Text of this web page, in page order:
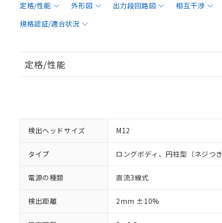
定格/性能 外形図 出力段回路図 相互干渉
規格認証/適合状況
定格/性能
検出ヘッドサイズ M12
タイプ ロングボディ、円柱型（ネジつ
電源の種類 直流3線式
検出距離 2mm ±10%